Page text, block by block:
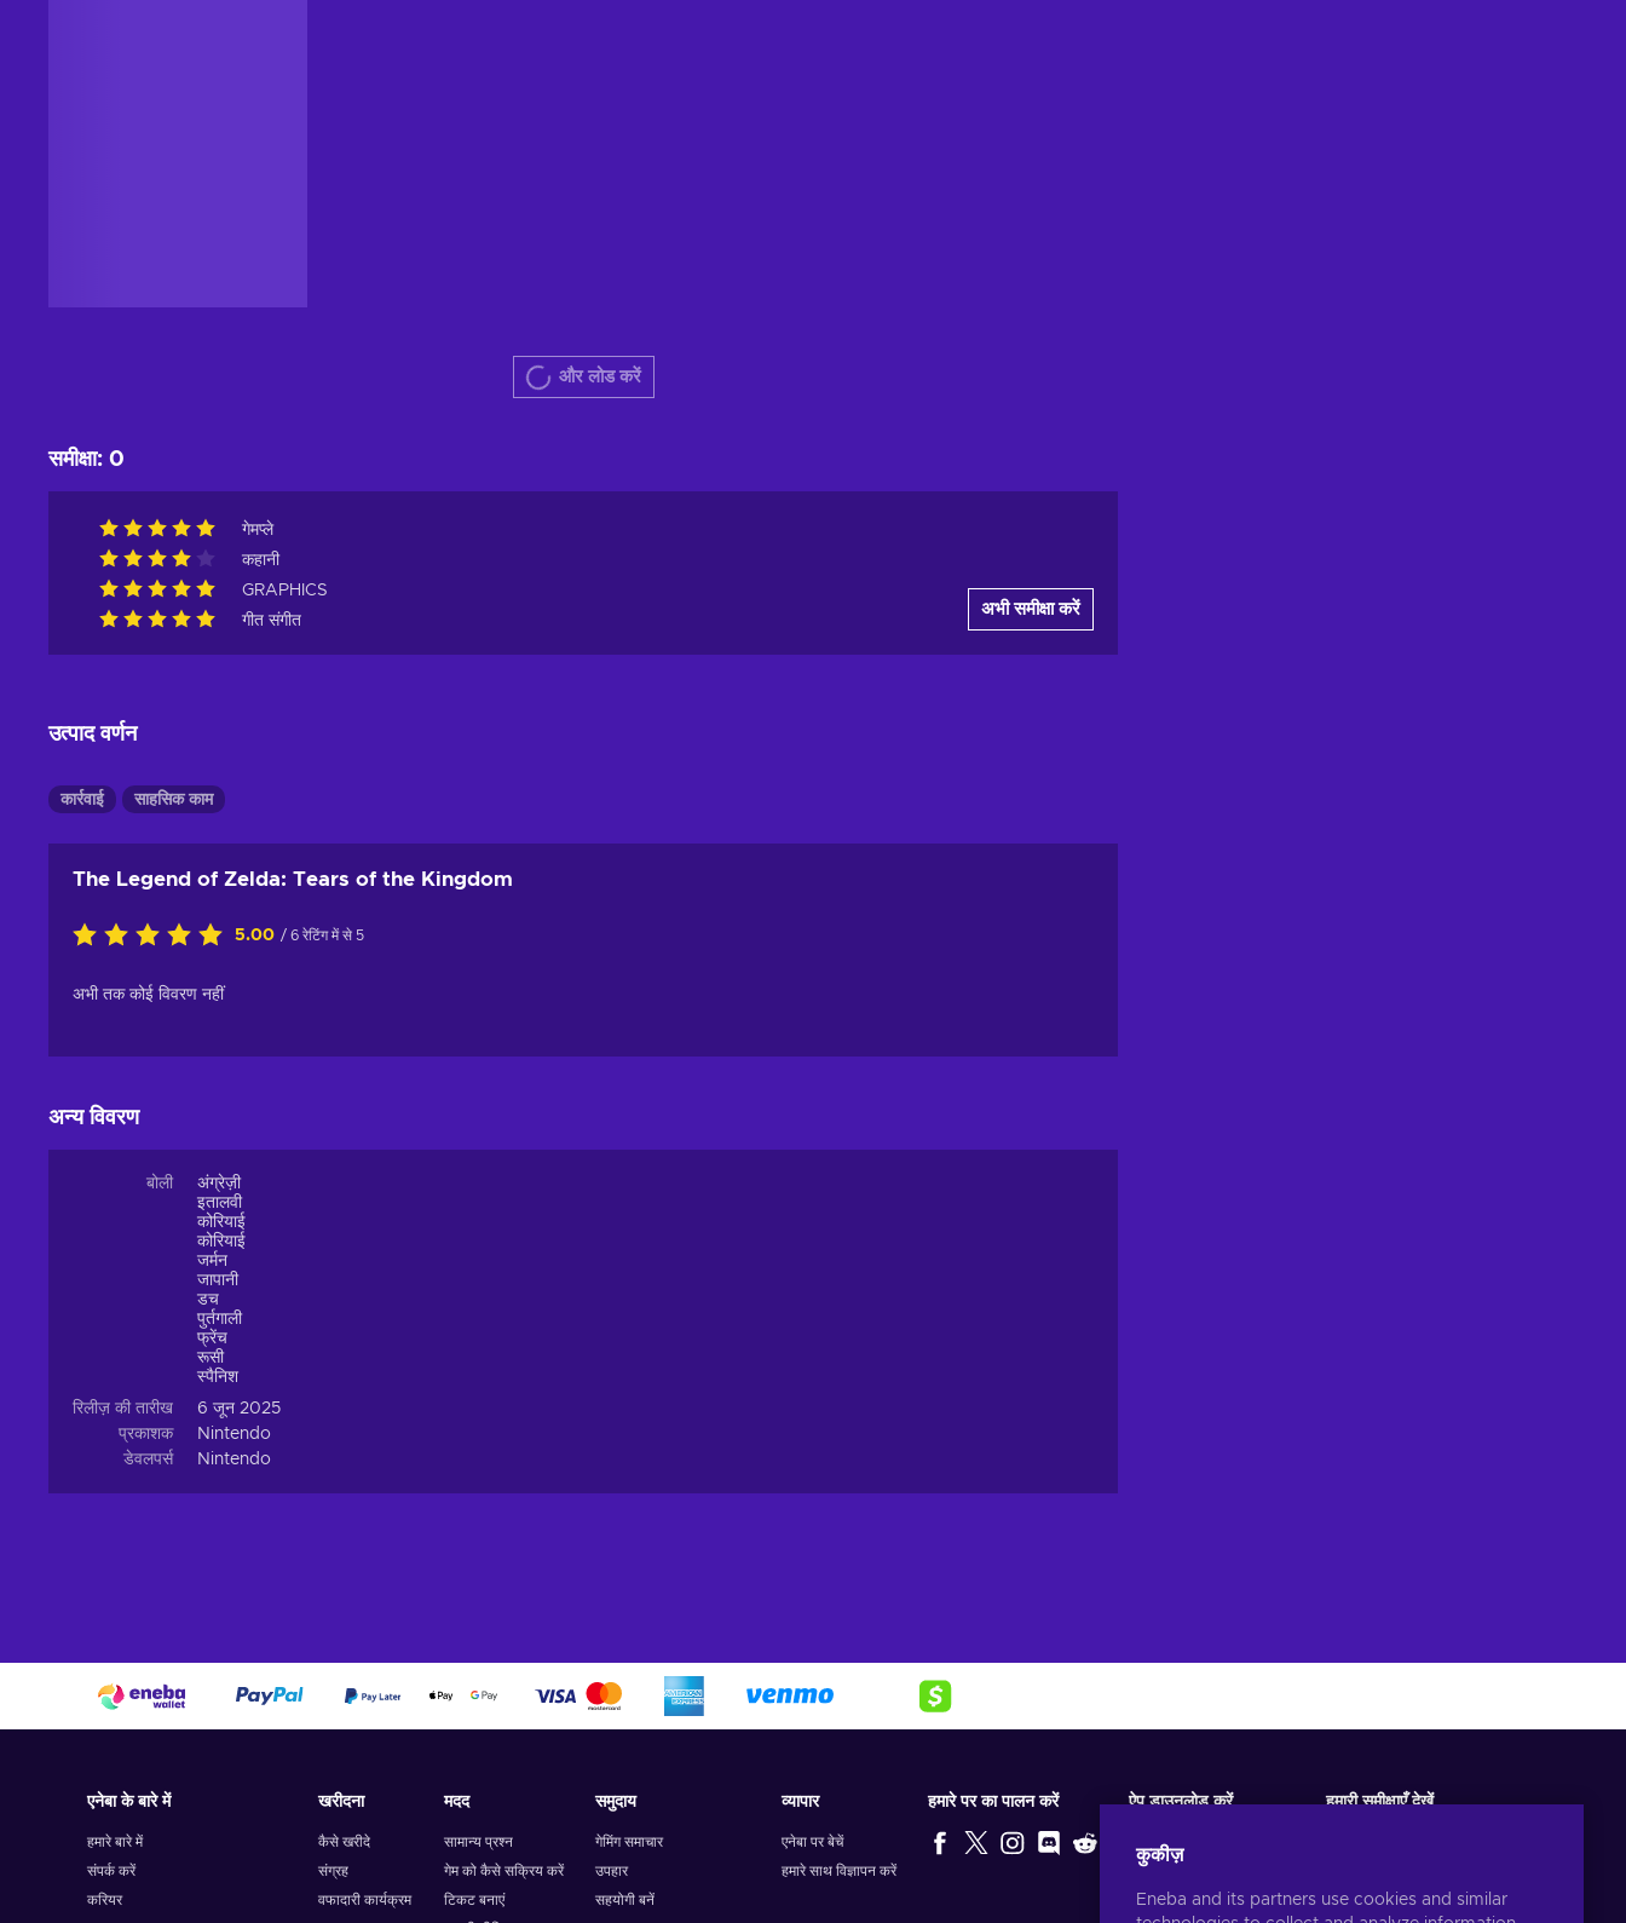
और लोड करें
समीक्षा: 0
गेमप्ले
कहानी
GRAPHICS
गीत संगीत
अभी समीक्षा करें
उत्पाद वर्णन
कार्रवाई साहसिक काम
The Legend of Zelda: Tears of the Kingdom
5.00 / 6 रेटिंग में से 5
अभी तक कोई विवरण नहीं
अन्य विवरण
बोली
अंग्रेज़ी
इतालवी
कोरियाई
कोरियाई
जर्मन
जापानी
डच
पुर्तगाली
फ्रेंच
रूसी
स्पैनिश
रिलीज़ की तारीख
6 जून 2025
प्रकाशक
Nintendo
डेवलपर्स
Nintendo
एनेबा के बारे में
हमारे बारे में
संपर्क करें
करियर
खरीदना
कैसे खरीदे
संग्रह
वफादारी कार्यक्रम
मदद
सामान्य प्रश्न
गेम को कैसे सक्रिय करें
टिकट बनाएं
समुदाय
गेमिंग समाचार
उपहार
सहयोगी बनें
व्यापार
एनेबा पर बेचें
हमारे साथ विज्ञापन करें
हमारे पर का पालन करें ऐप डाउनलोड करें हमारी समीक्षाएँ देखें
कुकीज़
Eneba and its partners use cookies and similar